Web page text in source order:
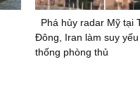
Phá hủy radar Mỹ tại
Đông, Iran làm suy
thống phòng thủ